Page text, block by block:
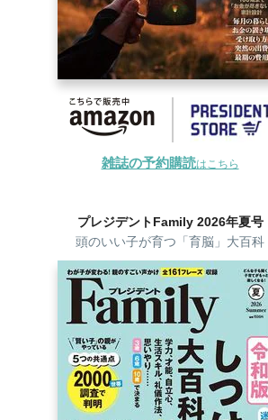
雑誌の予約購読はこちら
プレジデントFamily 2026年夏号
頭のいい子が育つ「育脳」大百科